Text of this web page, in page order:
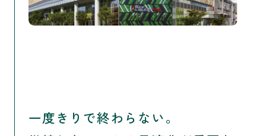
一度きりで終わらない。